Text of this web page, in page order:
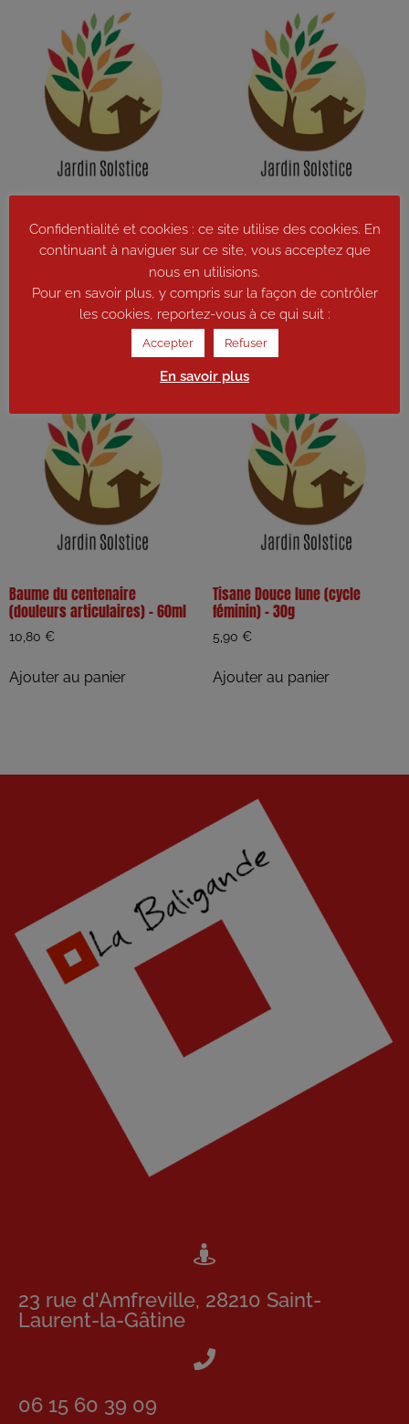
Tisane Verveine citronnée –
20g
Ajouter au panier
Tisane Tonique (réveil de
l’organisme, pour le matin) –
30g
5,90€
Ajouter au panier
Baume du centenaire
(douleurs articulaires) – 60ml
10,80 €
Ajouter au panier
Tisane Douce lune (cycle
féminin) – 30g
5,90 €
Ajouter au panier
23 rue d'Amfreville, 28210 Saint-
Laurent-la-Gâtine
06 15 60 39 09
Confidentialité et cookies : ce site utilise des cookies. En
continuant à naviguer sur ce site, vous acceptez que
nous en utilisions.
Pour en savoir plus, y compris sur la façon de contrôler
les cookies, reportez-vous à ce qui suit :
Accepter Refuser
En savoir plus